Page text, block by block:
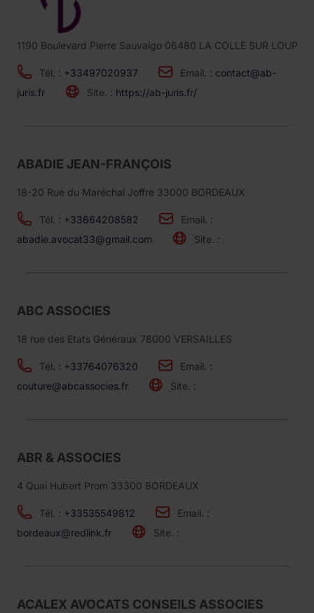
1190 Boulevard Pierre Sauvaigo 06480 LA COLLE SUR LOUP
Tél. : +33497020937 Email. : contact@ab-
juris.fr
Site. : https://ab-juris.fr/
ABADIE JEAN-FRANÇOIS
18-20 Rue du Maréchal Joffre 33000 BORDEAUX
Tél. : +33664208582
Email. :
abadie.avocat33@gmail.com
Site. :
ABC ASSOCIES
18 rue des Etats Généraux 78000 VERSAILLES
Tél. : +33764076320
Email. :
couture@abcassocies.fr
Site. :
ABR & ASSOCIES
4 Quai Hubert Prom 33300 BORDEAUX
Tél. : +33535549812
Email. :
bordeaux@redlink.fr
Site. :
ACALEX AVOCATS CONSEILS ASSOCIES